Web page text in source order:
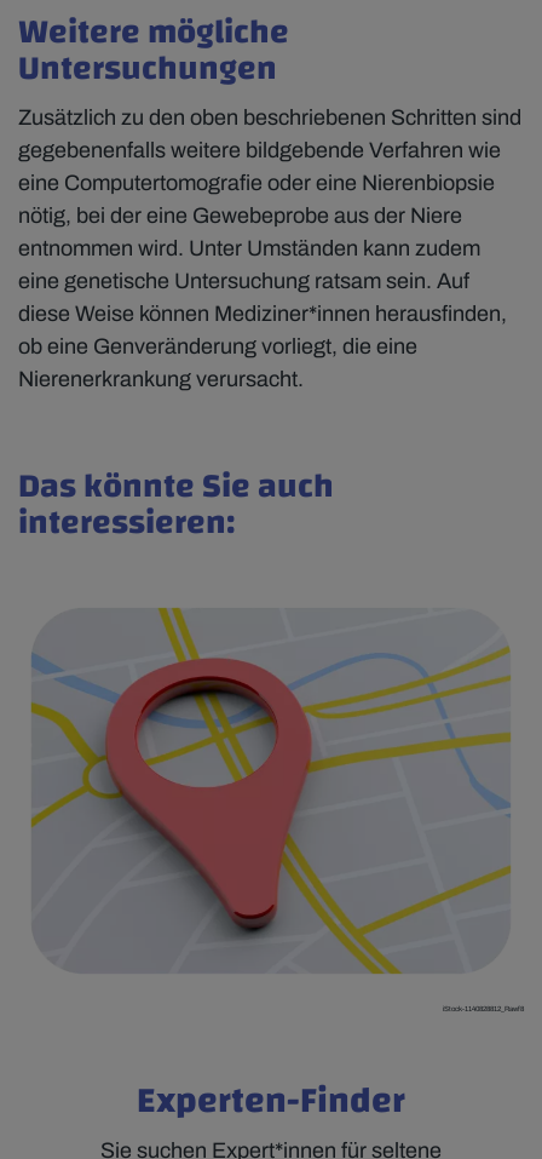
Weitere mögliche
Untersuchungen
Zusätzlich zu den oben beschriebenen Schritten sind
gegebenenfalls weitere bildgebende Verfahren wie
eine Computertomografie oder eine Nierenbiopsie
nötig, bei der eine Gewebeprobe aus der Niere
entnommen wird. Unter Umständen kann zudem
eine genetische Untersuchung ratsam sein. Auf
diese Weise können Mediziner*innen herausfinden,
ob eine Genveränderung vorliegt, die eine
Nierenerkrankung verursacht.
Das könnte Sie auch
interessieren:
iStock-1140828812_Rawf8
Experten-Finder
Sie suchen Expert*innen für seltene